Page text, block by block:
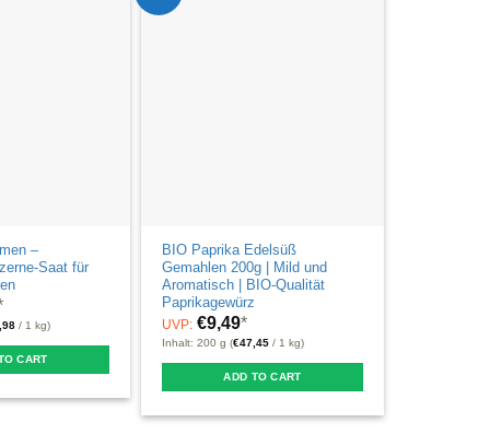
–
Saat für
/ 1 kg)
CART
BIO Paprika Edelsüß
Gemahlen 200g | Mild und
Aromatisch | BIO-Qualität
Paprikagewürz
UVP: €9,49*
Inhalt: 200 g (€47,45 / 1 kg)
ADD TO CART